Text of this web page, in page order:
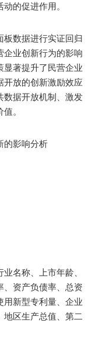
的促进作用。
数据进行实证回归
企业创新行为的影响
显著提升了民营企业
开放的创新激励效应
数据开放机制、激发
。
的影响分析
名称、上市年龄、
、资产负债率、总资
用新型专利量、企业
地区生产总值、第二